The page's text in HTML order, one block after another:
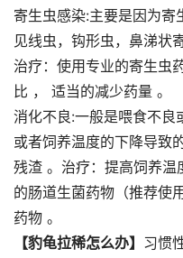
寄生虫感染:主要是因为
见线虫，钩形虫，鼻涕状
治疗：使用专业的寄生虫
比 ， 适当的减少药量 。
消化不良:一般是喂食不良
或者饲养温度的下降导致
残渣 。治疗：提高饲养温
的肠道生菌药物（推荐使
药物 。
【豹龟拉稀怎么办】 习惯